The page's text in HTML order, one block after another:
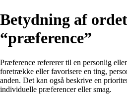
Betydning af ordet
“præference”
Præference refererer til en personlig
foretrække eller favorisere en ting,
anden. Det kan også beskrive en
individuelle præferencer eller smag.